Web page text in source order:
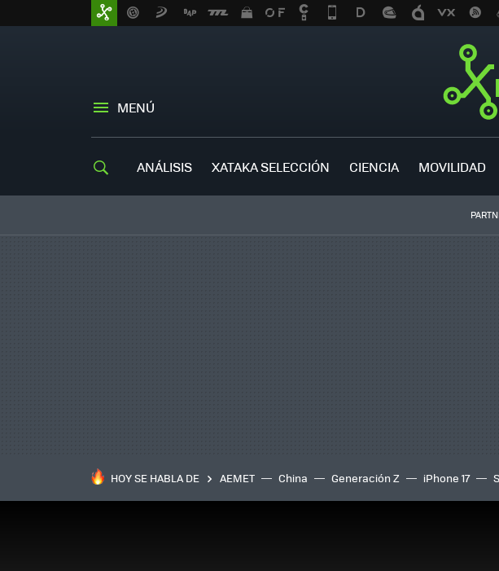
MENÚ
ANÁLISIS XATAKA SELECCIÓN CIENCIA MOVILIDAD
HOY SE HABLA DE AEMET China Generación Z iPhone 17